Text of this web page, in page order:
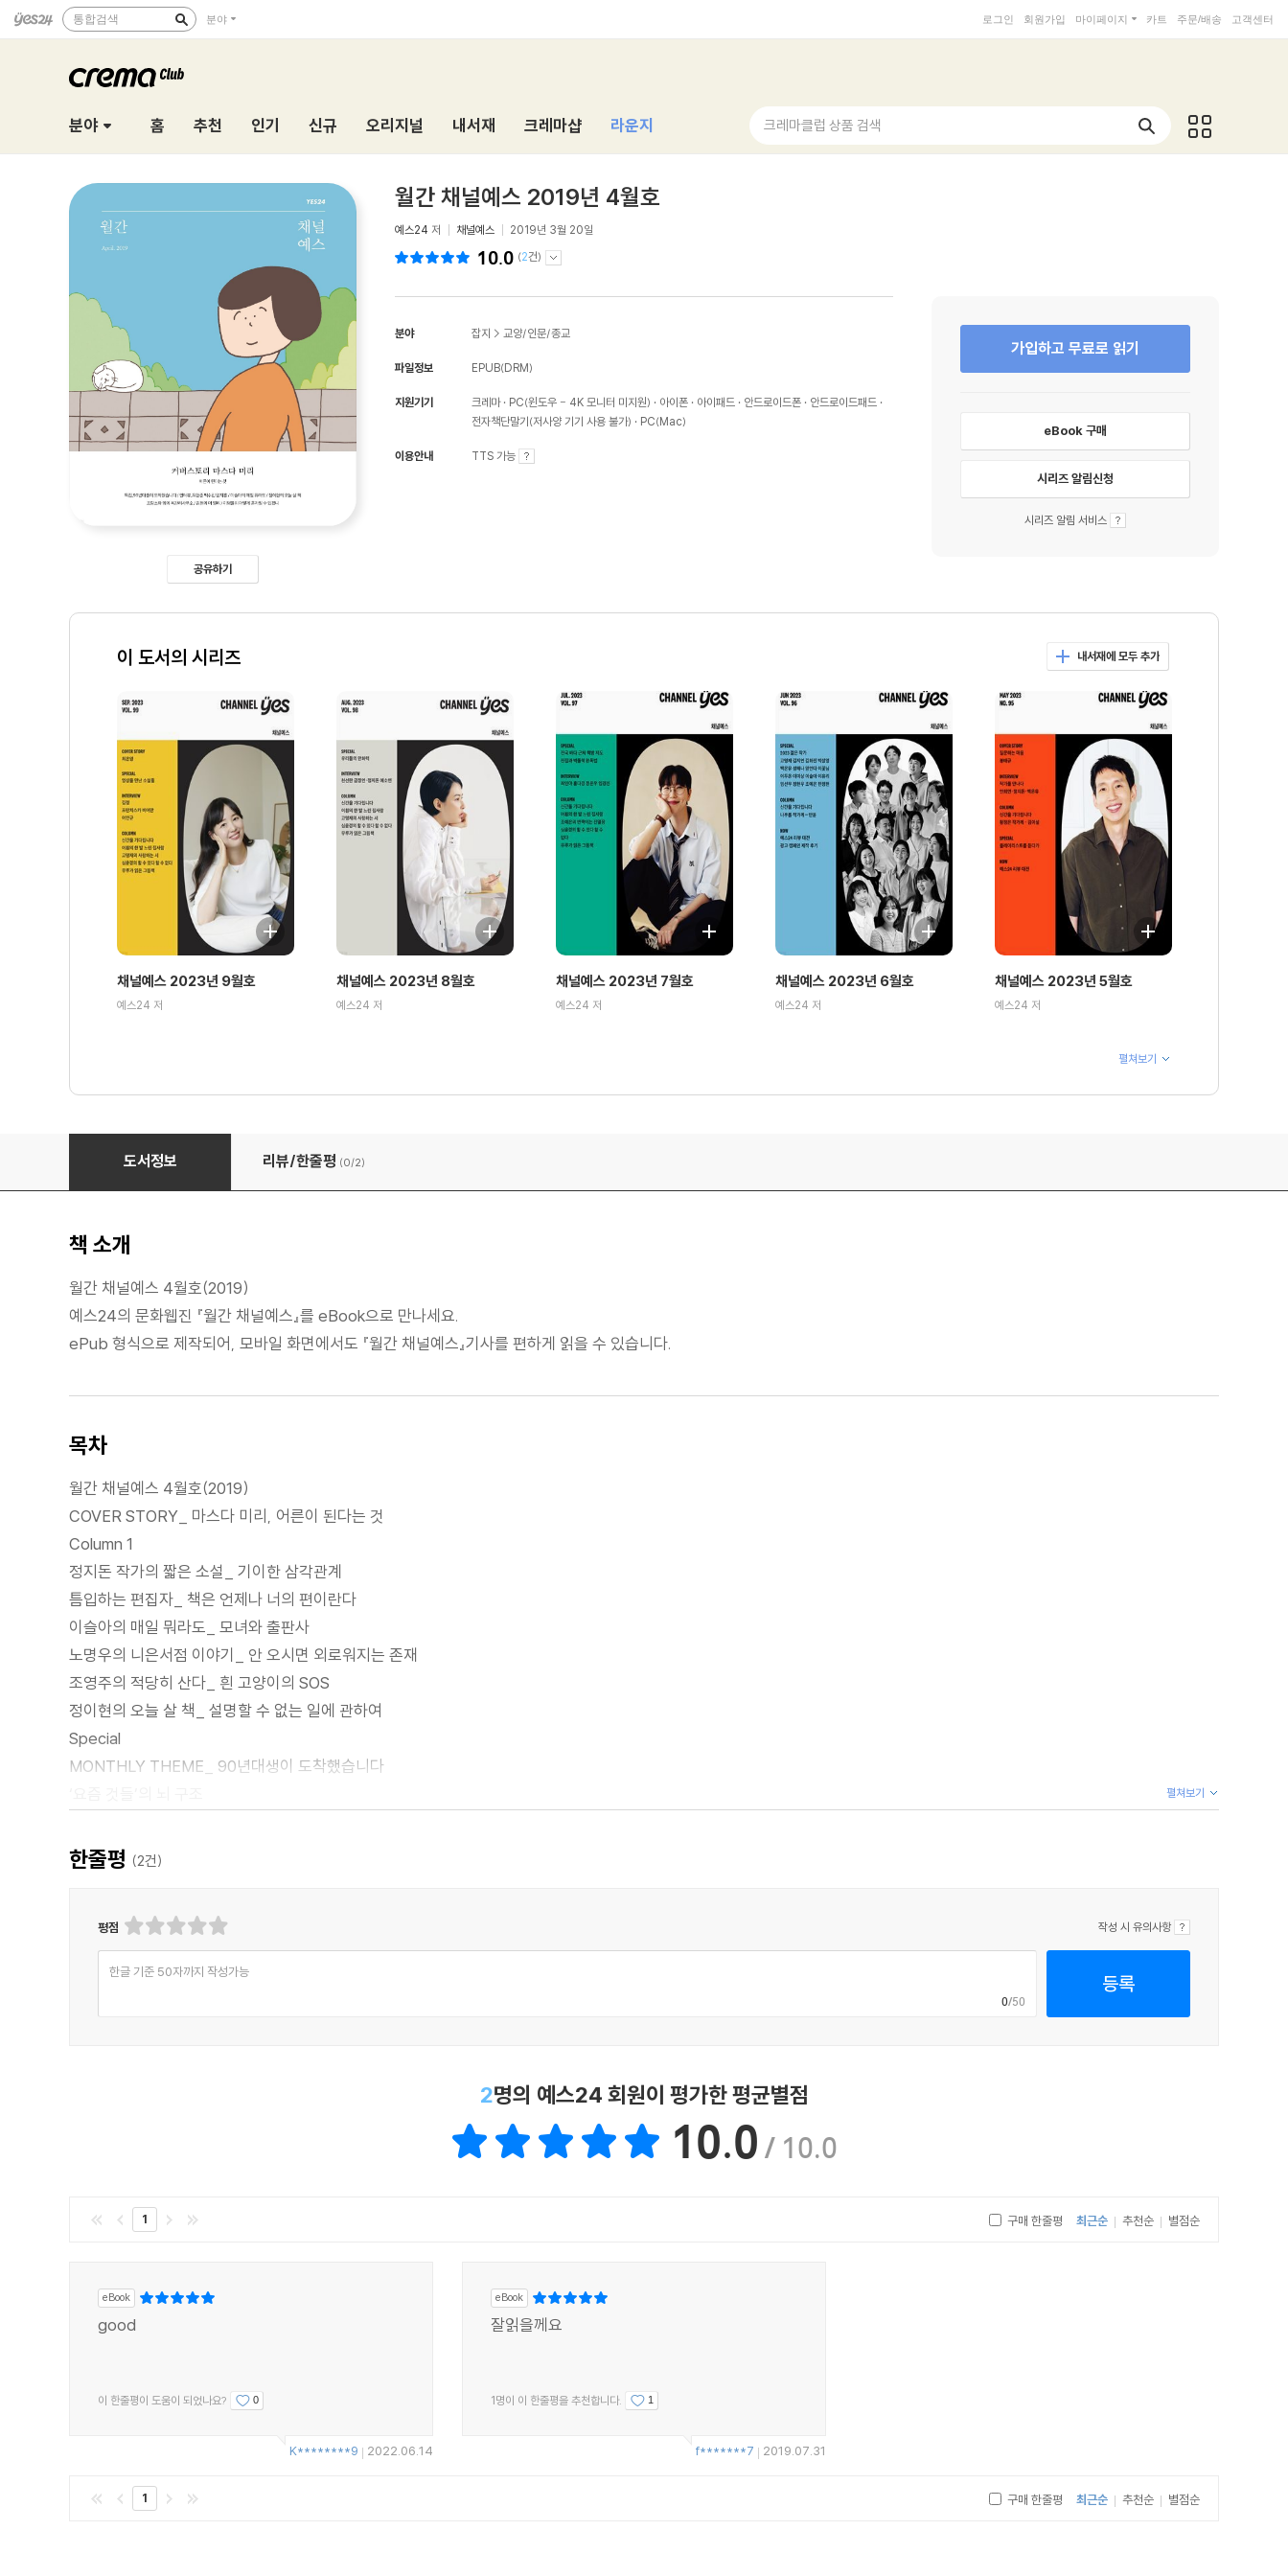
통합검색 분야 로그인 회원가입 마이페이지 카트 주문/배송 고객센터
분야 홈 추천 인기 신규 오리지널 내서재 크레마샵 라운지 크레마클럽 상품 검색
공유하기
월간 채널예스 2019년 4월호
예스24 저 채널예스 2019년 3월 20일
10.0 (2건)
분야 잡지 > 교양/인문/종교
파일정보 EPUB(DRM)
지원기기 크레마 PC(윈도우 - 4K 모니터 미지원) 아이폰 아이패드 안드로이드폰
안드로이드패드
전자책단말기(저사양 기기 사용 불가)
PC(Mac)
이용안내 TTS 가능
가입하고 무료로 읽기
eBook 구매
시리즈 알림신청
시리즈 알림 서비스
이 도서의 시리즈 내서재에 모두 추가
채널예스 2023년 9월호
예스24 저
채널예스 2023년 8월호
예스24 저
채널예스 2023년 7월호
예스24 저
채널예스 2023년 6월호
예스24 저
채널예스 2023년 5월호
예스24 저
펼쳐보기
월간 채널예스 2019년 4월호
도서정보 리뷰/한줄평 (0/2)
책 소개
월간 채널예스 4월호(2019)
예스24의 문화웹진 『월간 채널예스』를 eBook으로 만나세요.
ePub 형식으로 제작되어, 모바일 화면에서도 『월간 채널예스』기사를 편하게 읽을 수 있습니다.
목차
월간 채널예스 4월호(2019)
COVER STORY_ 마스다 미리, 어른이 된다는 것
Column 1
정지돈 작가의 짧은 소설_ 기이한 삼각관계
틈입하는 편집자_ 책은 언제나 너의 편이란다
이슬아의 매일 뭐라도_ 모녀와 출판사
노명우의 니은서점 이야기_ 안 오시면 외로워지는 존재
조영주의 적당히 산다_ 흰 고양이의 SOS
정이현의 오늘 살 책_ 설명할 수 없는 일에 관하여
Special
MONTHLY THEME_ 90년대생이 도착했습니다
90년대생은 뭘 읽을까
그때와 지금, ‘요즘 것들’의 베스트셀러
INTERVIEW_ 백수린, 여성의 역사에 자리를 만들어주는 일
김현의 더 멀리_ 나도 모르는 사이에
어떻게 혼자일 수 있겠니_ 나는 누구에게 말을 하고 싶을까
노지양의 번역 한 줄_ BADASS
서효인의 가요대잔치_ GIRLS CAN DO ANYTHING
책읽아웃_ 불안한 사회 초년생부터 40대까지
YES24×한세예스24문화재단_ 책 보내기 캠페인 시즌 1
BOOKSTORE_ 건축, 마을, 공간 ‘안도북스’
펼쳐보기
한줄평 (2건)
평점 작성 시 유의사항
한글 기준 50자까지 작성가능
0/50
등록
2명의 예스24 회원이 평가한 평균별점
10.0 / 10.0
1 구매 한줄평 최근순 | 추천순 | 별점순
eBook
good
이 한줄평이 도움이 되었나요? 0
K********9 | 2022.06.14
eBook
잘읽을께요
1명이 이 한줄평을 추천합니다. 1
f*******7 | 2019.07.31
1 구매 한줄평 최근순 | 추천순 | 별점순